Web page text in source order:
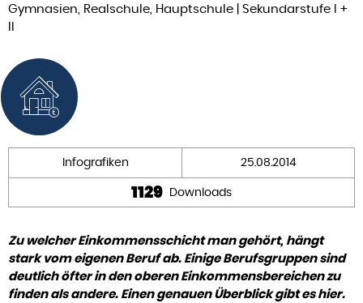
Gymnasien, Realschule, Hauptschule | Sekundarstufe I +
II
Infografiken 25.08.2014
1129 Downloads
Zu welcher Einkommensschicht man gehört, hängt
stark vom eigenen Beruf ab. Einige Berufsgruppen sind
deutlich öfter in den oberen Einkommensbereichen zu
finden als andere. Einen genauen Überblick gibt es hier.